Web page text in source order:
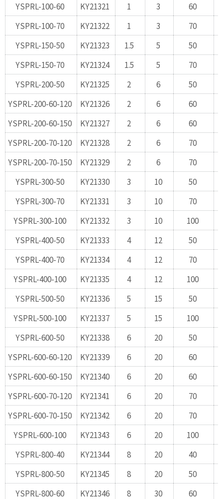
YSPRL-100-60 KY21321 1 3 60
YSPRL-100-70
KY21322 1 3 70
YSPRL-150-50
KY21323 1.5 5 50
YSPRL-150-70
KY21324 1.5 5 70
YSPRL-200-50
KY21325 2 6 50
YSPRL-200-60-120
KY21326 2 6 60
YSPRL-200-60-150
KY21327 2 6 60
YSPRL-200-70-120
KY21328 2 6 70
YSPRL-200-70-150
KY21329 2 6 70
YSPRL-300-50
KY21330 3 10 50
YSPRL-300-70
KY21331 3 10 70
YSPRL-300-100
KY21332 3 10 100
YSPRL-400-50
KY21333 4 12 50
YSPRL-400-70
KY21334 4 12 70
YSPRL-400-100
KY21335 4 12 100
YSPRL-500-50
KY21336 5 15 50
YSPRL-500-100
KY21337 5 15 100
YSPRL-600-50
KY21338 6 20 50
YSPRL-600-60-120
KY21339 6 20 60
YSPRL-600-60-150
KY21340 6 20 60
YSPRL-600-70-120
KY21341 6 20 70
YSPRL-600-70-150
KY21342 6 20 70
YSPRL-600-100
KY21343 6 20 100
YSPRL-800-40
KY21344 8 20 40
YSPRL-800-50
KY21345 8 20 50
YSPRL-800-60
KY21346 8 30 60